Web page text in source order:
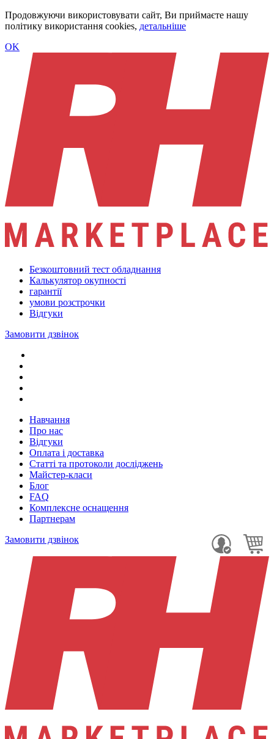
Продовжуючи використовувати сайт, Ви приймаєте нашу
політику використання cookies, детальніше
OK
Безкоштовний тест обладнання
Калькулятор окупності
гарантії
умови розстрочки
Відгуки
Замовити дзвінок
Навчання
Про нас
Відгуки
Оплата і доставка
Статті та протоколи досліджень
Майстер-класи
Блог
FAQ
Комплексне оснащення
Партнерам
Замовити дзвінок